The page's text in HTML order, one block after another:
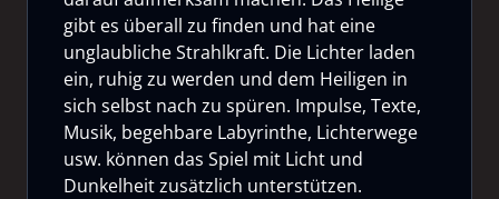
gibt es überall zu finden und hat eine
unglaubliche Strahlkraft. Die Lichter laden
ein, ruhig zu werden und dem Heiligen in
sich selbst nach zu spüren. Impulse, Texte,
Musik, begehbare Labyrinthe, Lichterwege
usw. können das Spiel mit Licht und
Dunkelheit zusätzlich unterstützen.